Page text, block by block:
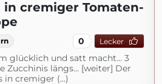
cremiger Tomaten-
0 Lecker
glücklich und satt macht… 3
Zucchinis längs... [weiter] Der
in cremiger (...)